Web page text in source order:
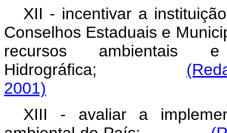
XII - incentivar a
Conselhos Estaduais e
recursos
Hidrográfica;
2001)
XIII - avaliar a